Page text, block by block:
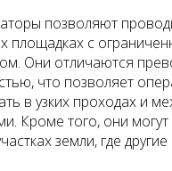
позволяют
площадках с
Они отличаются
что позволяет
в узких проходах и
Кроме того, они
земли, где